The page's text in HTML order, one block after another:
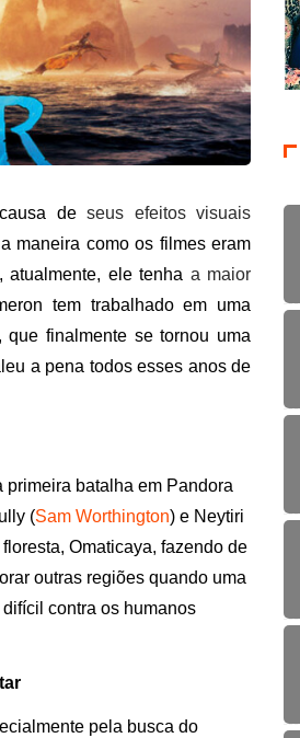
causa deseus efeitos visuais
maneira como os filmes eram
ele tenha a maior
tem trabalhado em uma
finalmente se tornou uma
a pena todos esses anos de
primeira batalha em Pandora
(Sam Worthington) e Neytiri
Omaticaya, fazendo de
outras regiões quando uma
contra os humanos
pela busca do